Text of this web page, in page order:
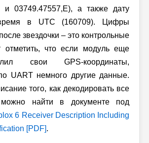
и 03749.47557,E), а также дату
в UTC (160709). Цифры
звездочки – это контрольные
отметить, что если модуль еще
свои GPS-координаты,
UART немного другие данные.
того, как декодировать все
найти в документе под
6 Receiver Description Including
[PDF].